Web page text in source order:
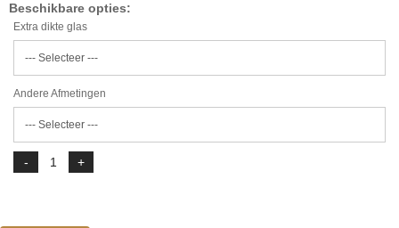
Beschikbare opties:
Extra dikte glas
Andere Afmetingen